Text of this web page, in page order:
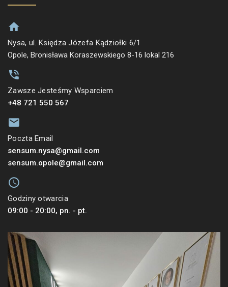
Nysa, ul. Księdza Józefa Kądziołki 6/1
Opole, Bronisława Koraszewskiego 8-16 lokal 216
Zawsze Jesteśmy Wsparciem
+48 721 550 567
Poczta Email
sensum.nysa@gmail.com
sensum.opole@gmail.com
Godziny otwarcia
09:00 - 20:00, pn. - pt.